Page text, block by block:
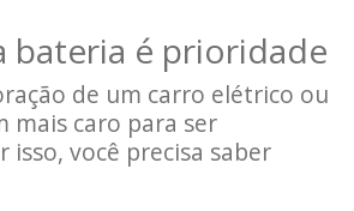
bateria é prioridade
de um carro elétrico ou
mais caro para ser
isso, você precisa saber